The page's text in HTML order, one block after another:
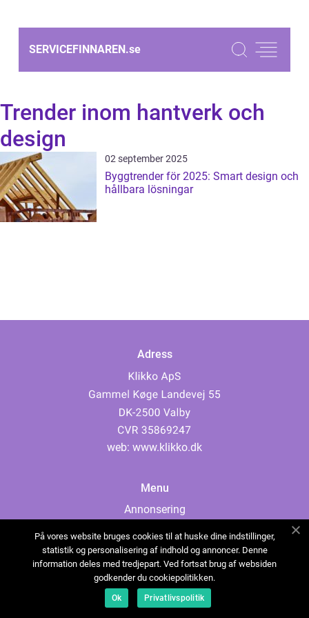
SERVICEFINNAREN.se
Trender inom hantverk och
design
02 september 2025
Byggtrender för 2025: Smart design och
hållbara lösningar
Adress
web: www.klikko.dk
Menu
Annonsering
Cookies
Kontakta oss
Sitemap
På vores website bruges cookies til at huske dine indstillinger,
statistik og personalisering af indhold og annoncer. Denne
information deles med tredjepart. Ved fortsat brug af websiden
godkender du cookiepolitikken.
Ok Privatlivspolitik